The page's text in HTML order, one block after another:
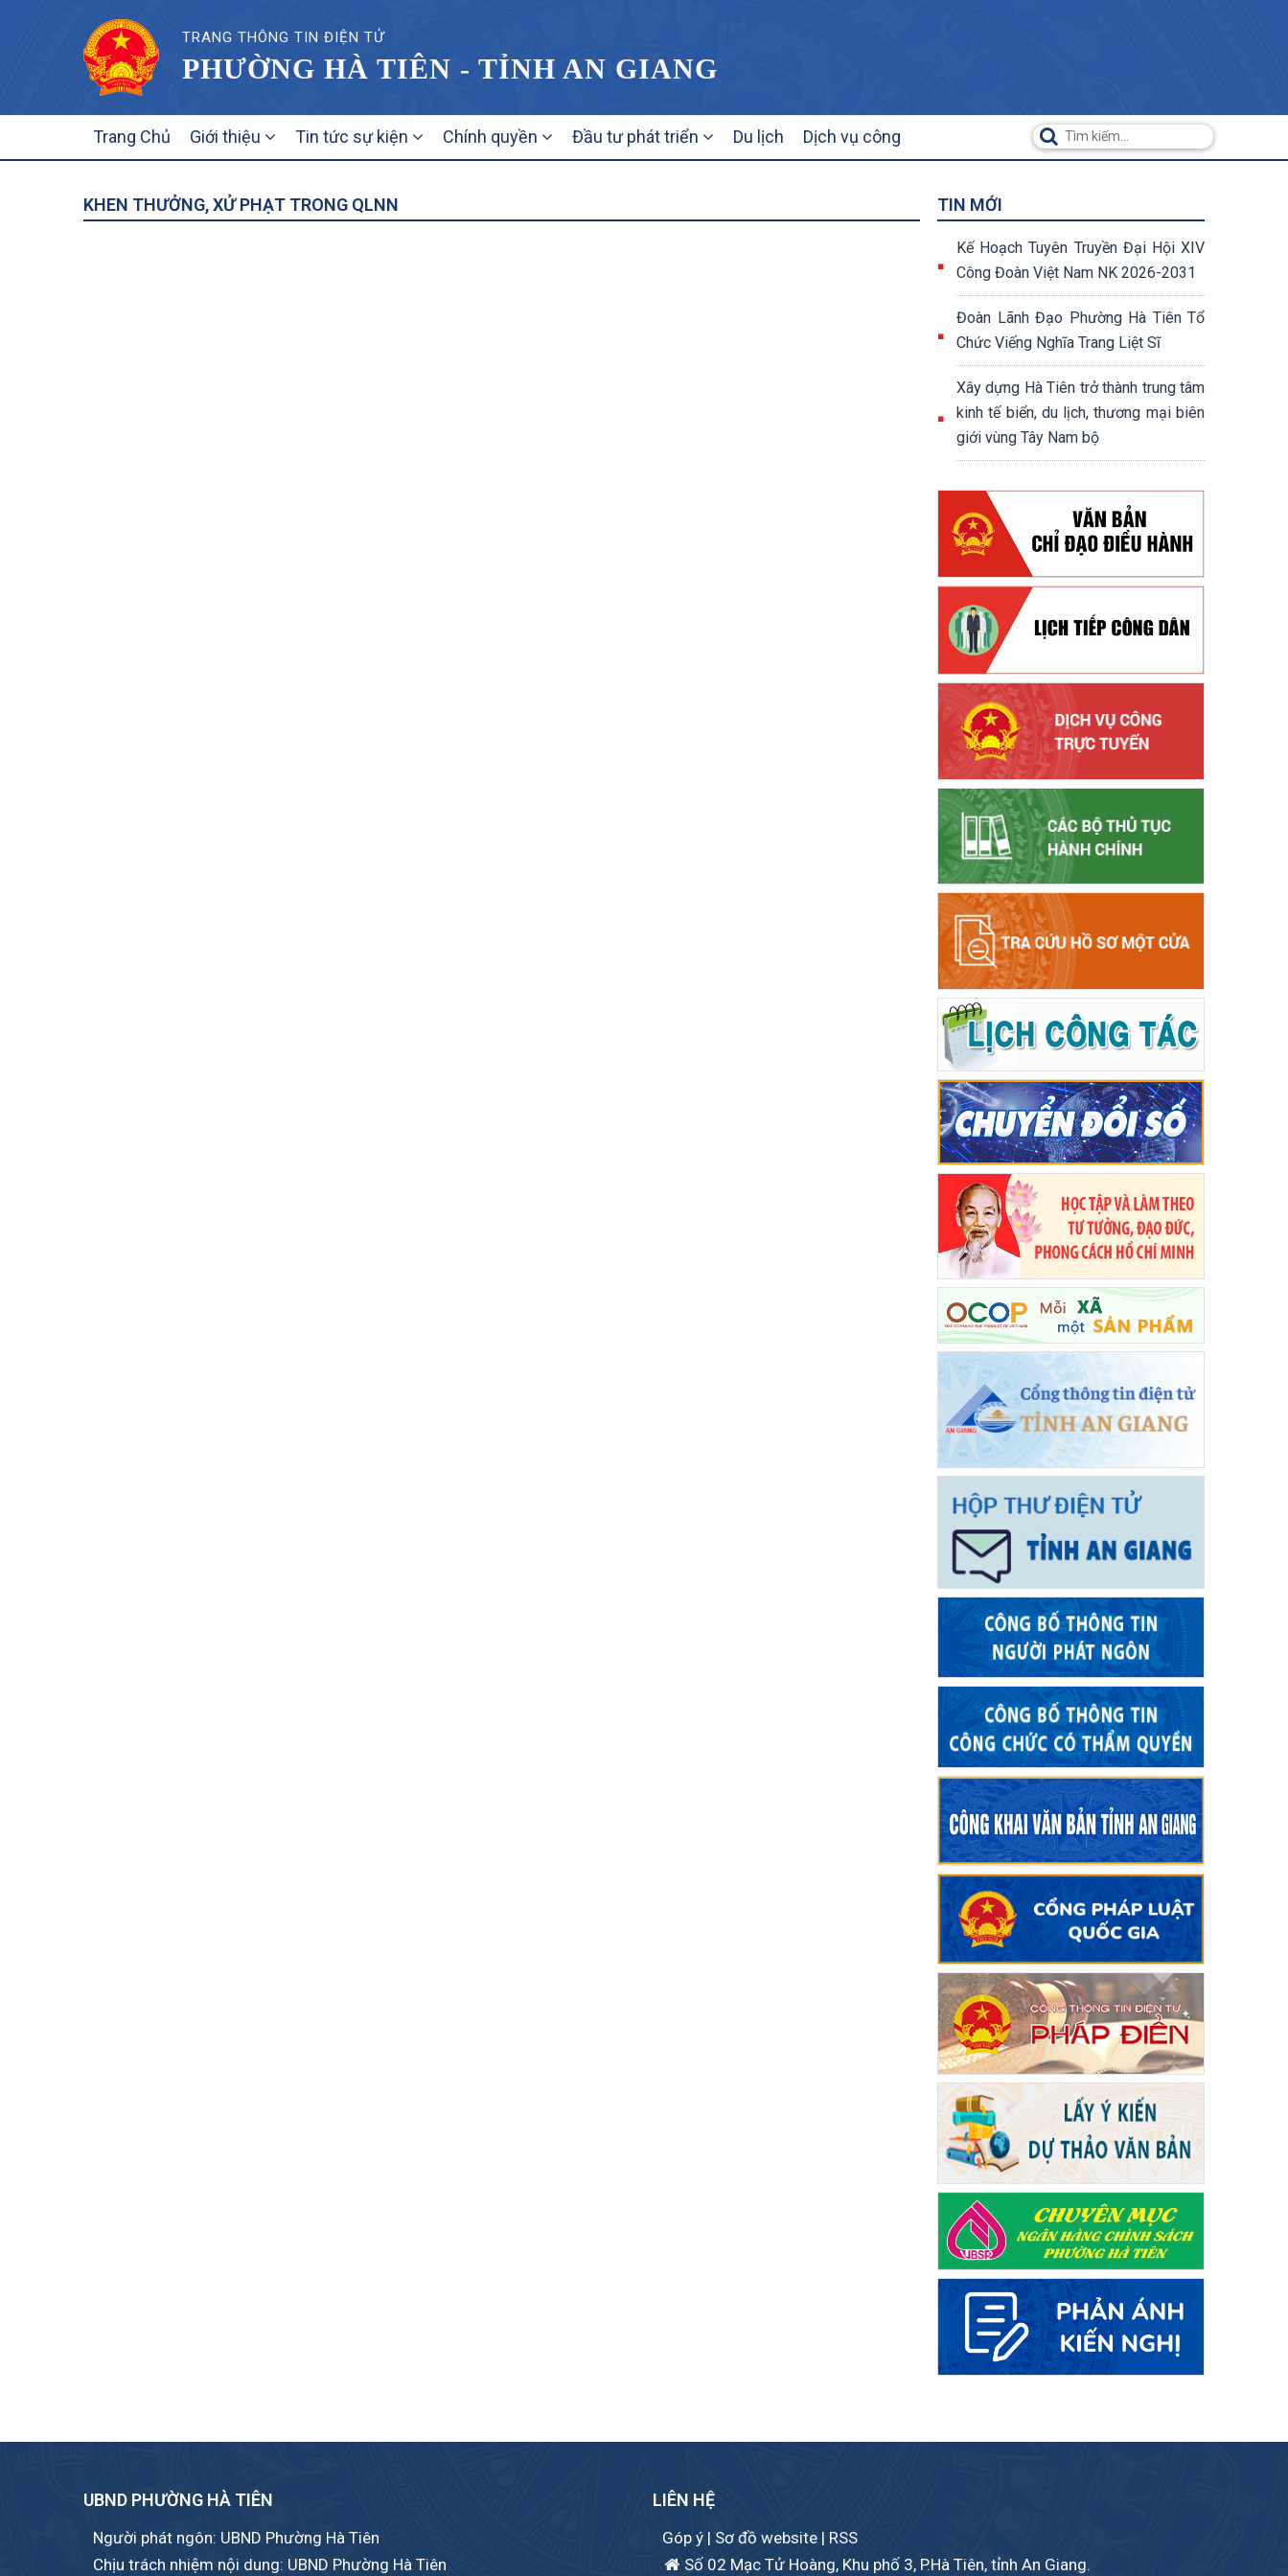
TRANG THÔNG TIN ĐIỆN TỬ
PHƯỜNG HÀ TIÊN - TỈNH AN GIANG
NAVIGATION
Trang Chủ Giới thiệu Tin tức sự kiện Chính quyền Đầu tư phát triển Du lịch Dịch vụ công
KHEN THƯỞNG, XỬ PHẠT TRONG QLNN TIN MỚI
Kế Hoạch Tuyên Truyền Đại Hội XIV
Công Đoàn Việt Nam NK 2026-2031
Đoàn Lãnh Đạo Phường Hà Tiên Tổ
Chức Viếng Nghĩa Trang Liệt Sĩ
Xây dựng Hà Tiên trở thành trung tâm
kinh tế biển, du lịch, thương mại biên
giới vùng Tây Nam bộ
UBND PHƯỜNG HÀ TIÊN
Người phát ngôn: UBND Phường Hà Tiên
Chịu trách nhiệm nội dung: UBND Phường Hà Tiên
LIÊN HỆ
Góp ý | Sơ đồ website | RSS
Số 02 Mạc Tử Hoàng, Khu phố 3, P.Hà Tiên, tỉnh An Giang.